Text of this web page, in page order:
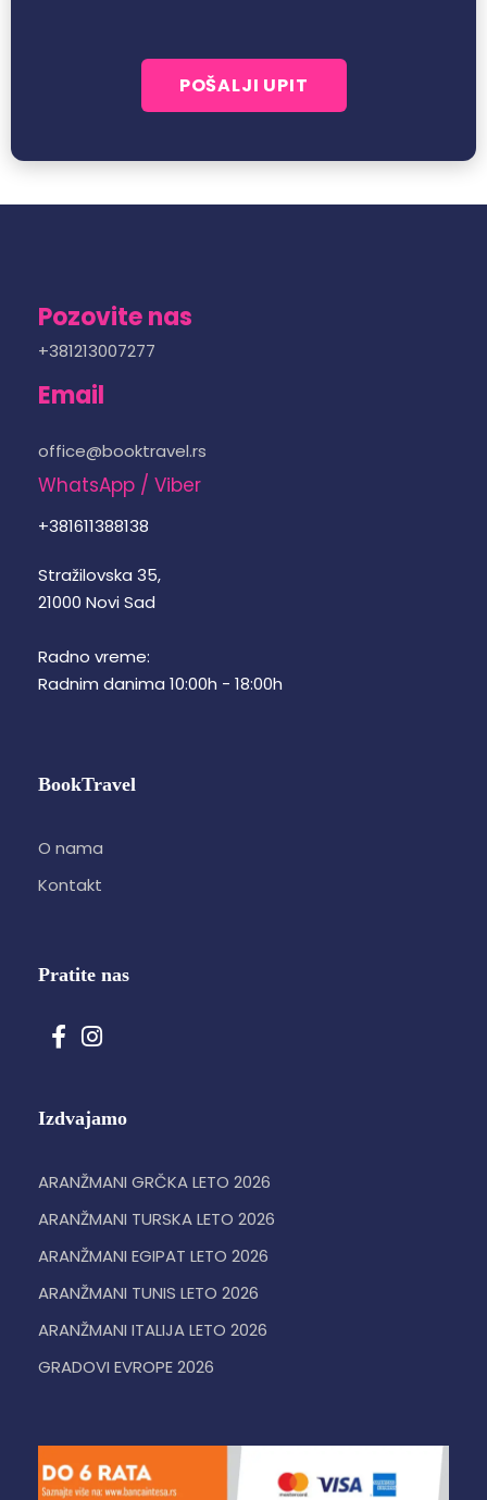
Pozovite nas
+381213007277
Email
office@booktravel.rs
WhatsApp / Viber
+381611388138
Stražilovska 35,
21000 Novi Sad
Radno vreme:
Radnim danima 10:00h - 18:00h
BookTravel
O nama
Kontakt
Pratite nas
Izdvajamo
ARANŽMANI GRČKA LETO 2026
ARANŽMANI TURSKA LETO 2026
ARANŽMANI EGIPAT LETO 2026
ARANŽMANI TUNIS LETO 2026
ARANŽMANI ITALIJA LETO 2026
GRADOVI EVROPE 2026